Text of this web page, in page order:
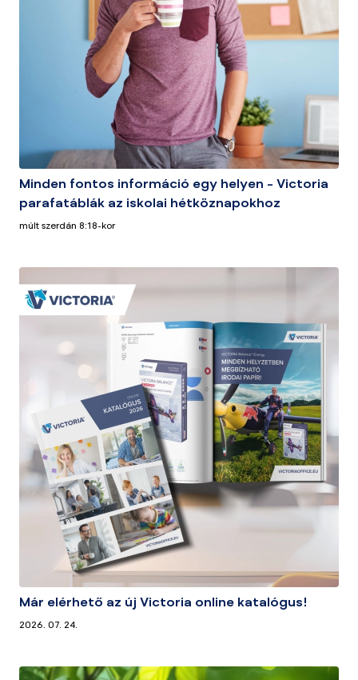
Minden fontos információ egy helyen – Victoria
parafatáblák az iskolai hétköznapokhoz
múlt szerdán 8:18-kor
Már elérhető az új Victoria online katalógus!
2026. 07. 24.